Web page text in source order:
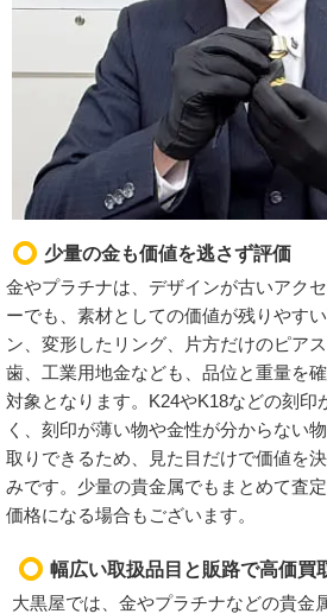
少量の金も価値を逃さず評価
金やプラチナは、デザインが古いアク
ーでも、素材としての価値が残りやす
ン、変形したリング、片方だけのピア
歯、工業用地金なども、品位と重量を
対象となります。K24やK18などの刻印
く、刻印が薄い物や金性が分からない
取りできるため、見た目だけで価値を
みです。少量の貴金属でもまとめて査
価格になる場合もございます。
幅広い取扱品目と販路で高価買
大黒屋では、金やプラチナなどの貴金